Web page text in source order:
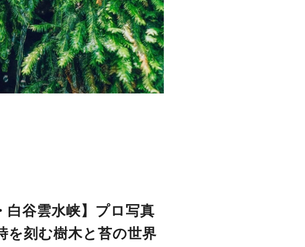
谷雲水峡】プロ写真
を刻む樹木と苔の世界